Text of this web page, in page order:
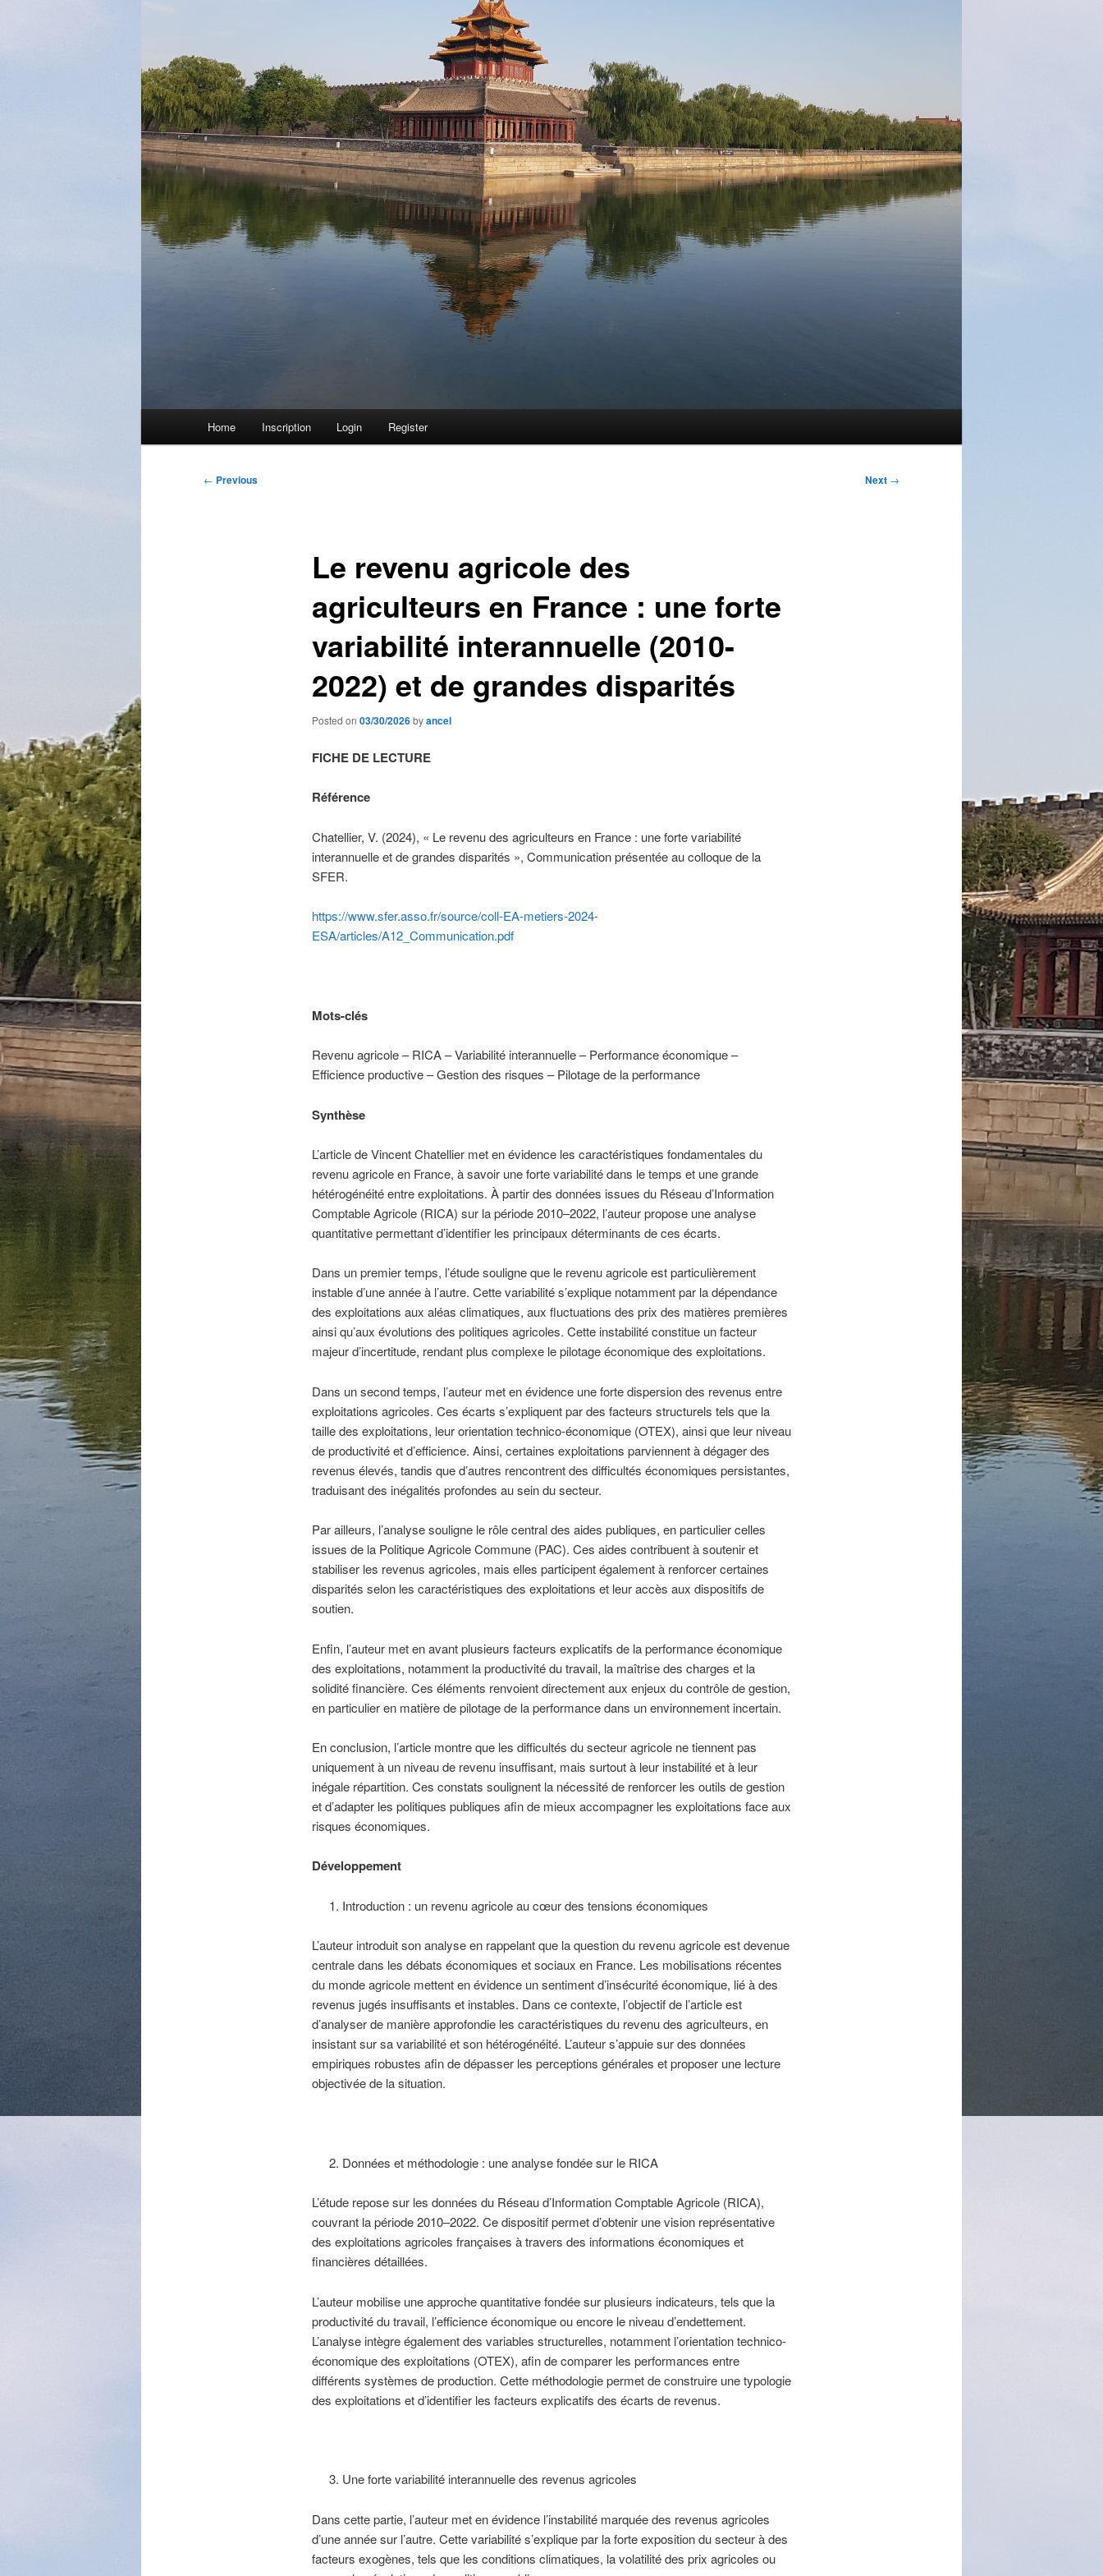
Home Inscription Login Register
Post
← Previous Next →
Le revenu agricole des
agriculteurs en France : une forte
variabilité interannuelle (2010-
2022) et de grandes disparités
Posted on 03/30/2026byancel
FICHE DE LECTURE
Référence
Chatellier, V. (2024), « Le revenu des agriculteurs en France : une forte variabilité
interannuelle et de grandes disparités », Communication présentée au colloque de la
SFER.
https://www.sfer.asso.fr/source/coll-EA-metiers-2024-
ESA/articles/A12_Communication.pdf
Mots-clés
Revenu agricole – RICA – Variabilité interannuelle – Performance économique –
Efficience productive – Gestion des risques – Pilotage de la performance
Synthèse
L’article de Vincent Chatellier met en évidence les caractéristiques fondamentales du
revenu agricole en France, à savoir une forte variabilité dans le temps et une grande
hétérogénéité entre exploitations. À partir des données issues du Réseau d’Information
Comptable Agricole (RICA) sur la période 2010–2022, l’auteur propose une analyse
quantitative permettant d’identifier les principaux déterminants de ces écarts.
Dans un premier temps, l’étude souligne que le revenu agricole est particulièrement
instable d’une année à l’autre. Cette variabilité s’explique notamment par la dépendance
des exploitations aux aléas climatiques, aux fluctuations des prix des matières premières
ainsi qu’aux évolutions des politiques agricoles. Cette instabilité constitue un facteur
majeur d’incertitude, rendant plus complexe le pilotage économique des exploitations.
Dans un second temps, l’auteur met en évidence une forte dispersion des revenus entre
exploitations agricoles. Ces écarts s’expliquent par des facteurs structurels tels que la
taille des exploitations, leur orientation technico-économique (OTEX), ainsi que leur niveau
de productivité et d’efficience. Ainsi, certaines exploitations parviennent à dégager des
revenus élevés, tandis que d’autres rencontrent des difficultés économiques persistantes,
traduisant des inégalités profondes au sein du secteur.
Par ailleurs, l’analyse souligne le rôle central des aides publiques, en particulier celles
issues de la Politique Agricole Commune (PAC). Ces aides contribuent à soutenir et
stabiliser les revenus agricoles, mais elles participent également à renforcer certaines
disparités selon les caractéristiques des exploitations et leur accès aux dispositifs de
soutien.
Enfin, l’auteur met en avant plusieurs facteurs explicatifs de la performance économique
des exploitations, notamment la productivité du travail, la maîtrise des charges et la
solidité financière. Ces éléments renvoient directement aux enjeux du contrôle de gestion,
en particulier en matière de pilotage de la performance dans un environnement incertain.
En conclusion, l’article montre que les difficultés du secteur agricole ne tiennent pas
uniquement à un niveau de revenu insuffisant, mais surtout à leur instabilité et à leur
inégale répartition. Ces constats soulignent la nécessité de renforcer les outils de gestion
et d’adapter les politiques publiques afin de mieux accompagner les exploitations face aux
risques économiques.
Développement
Introduction : un revenu agricole au cœur des tensions économiques
L’auteur introduit son analyse en rappelant que la question du revenu agricole est devenue
centrale dans les débats économiques et sociaux en France. Les mobilisations récentes
du monde agricole mettent en évidence un sentiment d’insécurité économique, lié à des
revenus jugés insuffisants et instables. Dans ce contexte, l’objectif de l’article est
d’analyser de manière approfondie les caractéristiques du revenu des agriculteurs, en
insistant sur sa variabilité et son hétérogénéité. L’auteur s’appuie sur des données
empiriques robustes afin de dépasser les perceptions générales et proposer une lecture
objectivée de la situation.
Données et méthodologie : une analyse fondée sur le RICA
L’étude repose sur les données du Réseau d’Information Comptable Agricole (RICA),
couvrant la période 2010–2022. Ce dispositif permet d’obtenir une vision représentative
des exploitations agricoles françaises à travers des informations économiques et
financières détaillées.
L’auteur mobilise une approche quantitative fondée sur plusieurs indicateurs, tels que la
productivité du travail, l’efficience économique ou encore le niveau d’endettement.
L’analyse intègre également des variables structurelles, notamment l’orientation technico-
économique des exploitations (OTEX), afin de comparer les performances entre
différents systèmes de production. Cette méthodologie permet de construire une typologie
des exploitations et d’identifier les facteurs explicatifs des écarts de revenus.
Une forte variabilité interannuelle des revenus agricoles
Dans cette partie, l’auteur met en évidence l’instabilité marquée des revenus agricoles
d’une année sur l’autre. Cette variabilité s’explique par la forte exposition du secteur à des
facteurs exogènes, tels que les conditions climatiques, la volatilité des prix agricoles ou